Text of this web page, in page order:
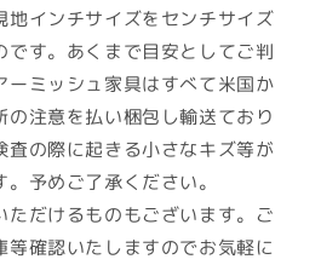
地インチサイズをセンチサイズ
です。あくまで目安としてご判
ーミッシュ家具はすべて米国か
の注意を払い梱包し輸送ており
査の際に起きる小さなキズ等が
予めご了承ください。
ただけるものもございます。ご
等確認いたしますのでお気軽に